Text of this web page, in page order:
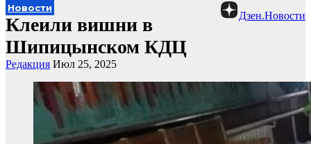
Дзен.Новости
Новости
Клеили вишни в
Шипицынском КДЦ
Редакция Июл 25, 2025